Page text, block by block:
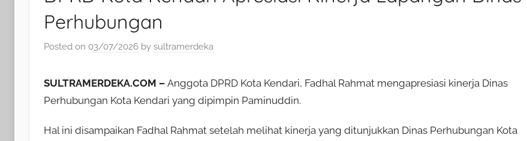
Perhubungan
Posted on 03/07/2026 by sultramerdeka
SULTRAMERDEKA.COM – Anggota DPRD Kota Kendari, Fadhal Rahmat mengapresiasi kinerja Dinas
Perhubungan Kota Kendari yang dipimpin Paminuddin.
Hal ini disampaikan Fadhal Rahmat setelah melihat kinerja yang ditunjukkan Dinas Perhubungan Kota